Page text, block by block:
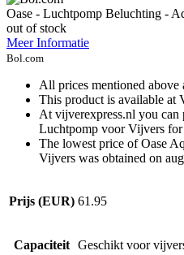
Oase - Luchtpomp Beluchting -
out of stock
Meer Informatie
Bol.com
All prices mentioned above
This product is available at
At vijverexpress.nl you can
Luchtpomp voor Vijvers
The lowest price of Oase
Vijvers was obtained on
Prijs (EUR) 61.95
Capaciteit Geschikt voor